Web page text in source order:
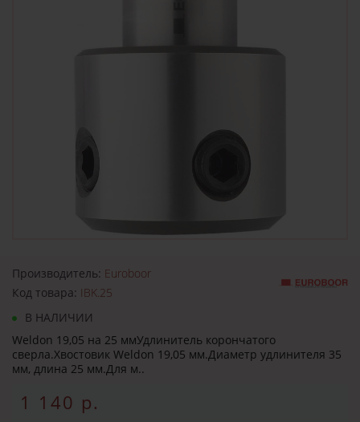
Производитель: Euroboor
Код товара: IBK.25
В НАЛИЧИИ
Weldon 19,05 на 25 ммУдлинитель корончатого
сверла.Хвостовик Weldon 19,05 мм.Диаметр удлинителя 35
мм, длина 25 мм.Для м..
1 140 р.